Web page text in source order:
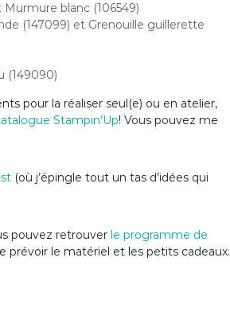
blanc (106549)
(147099) et Grenouille guillerette
(149090)
pour la réaliser seul(e) ou en atelier,
Stampin’Up! Vous pouvez me
(où j’épingle tout un tas d’idées qui
pouvez retrouver le programme de
prévoir le matériel et les petits cadeaux.